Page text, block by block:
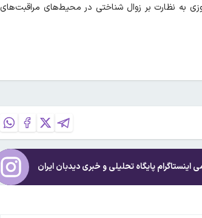
به نظارت بر زوال شناختی در محیط‌های مراقبت‌های
پایگاه تحلیلی و خبریدیدبان ایران